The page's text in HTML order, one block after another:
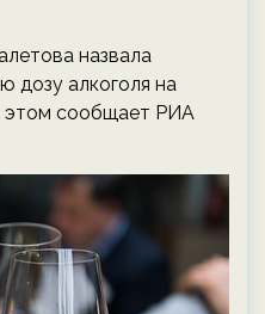
назвала
дозу алкоголя на
этом сообщает РИА